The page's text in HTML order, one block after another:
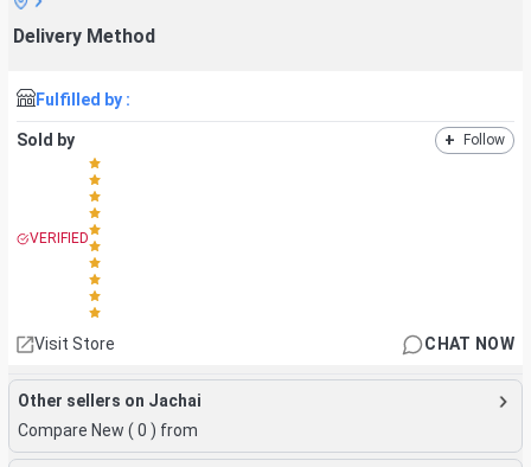
Delivery Method
Fulfilled by :
Sold by + Follow
VERIFIED
Visit Store CHAT NOW
Other sellers on Jachai
Compare New ( 0 ) from